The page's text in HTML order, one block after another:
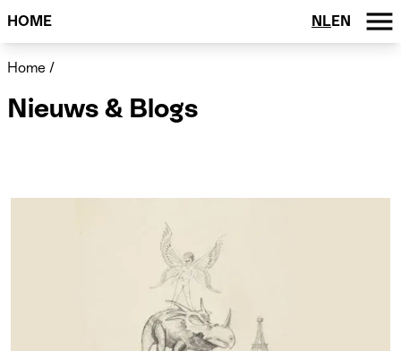
HOME NLEN
Home /
Nieuws & Blogs